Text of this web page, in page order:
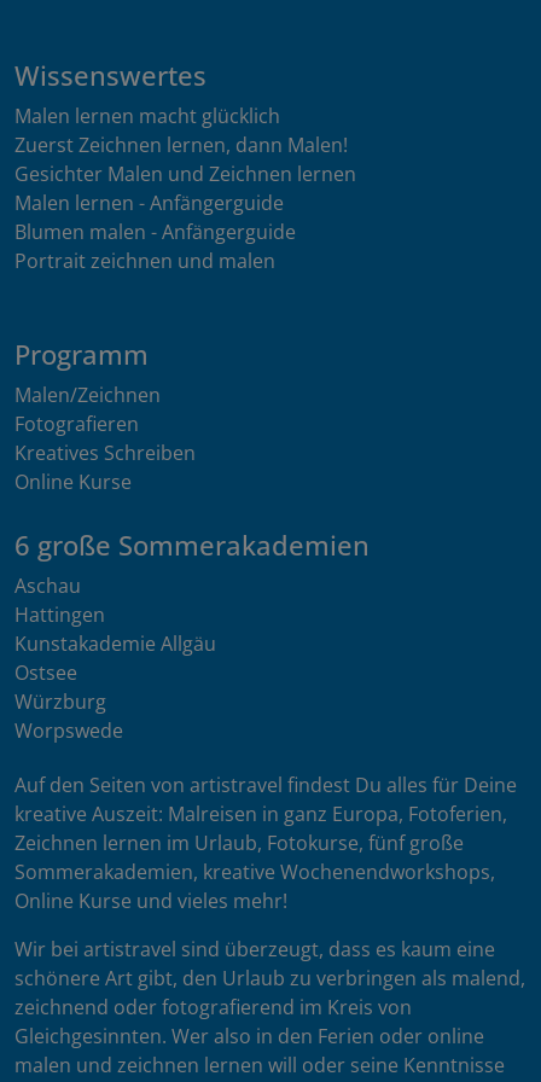
Wissenswertes
Malen lernen macht glücklich
Zuerst Zeichnen lernen, dann Malen!
Gesichter Malen und Zeichnen lernen
Malen lernen - Anfängerguide
Blumen malen - Anfängerguide
Portrait zeichnen und malen
Programm
Malen/Zeichnen
Fotografieren
Kreatives Schreiben
Online Kurse
6 große Sommerakademien
Aschau
Hattingen
Kunstakademie Allgäu
Ostsee
Würzburg
Worpswede
Auf den Seiten von artistravel findest Du alles für Deine
kreative Auszeit: Malreisen in ganz Europa, Fotoferien,
Zeichnen lernen im Urlaub, Fotokurse, fünf große
Sommerakademien, kreative Wochenendworkshops,
Online Kurse und vieles mehr!
Wir bei artistravel sind überzeugt, dass es kaum eine
schönere Art gibt, den Urlaub zu verbringen als malend,
zeichnend oder fotografierend im Kreis von
Gleichgesinnten. Wer also in den Ferien oder online
malen und zeichnen lernen will oder seine Kenntnisse